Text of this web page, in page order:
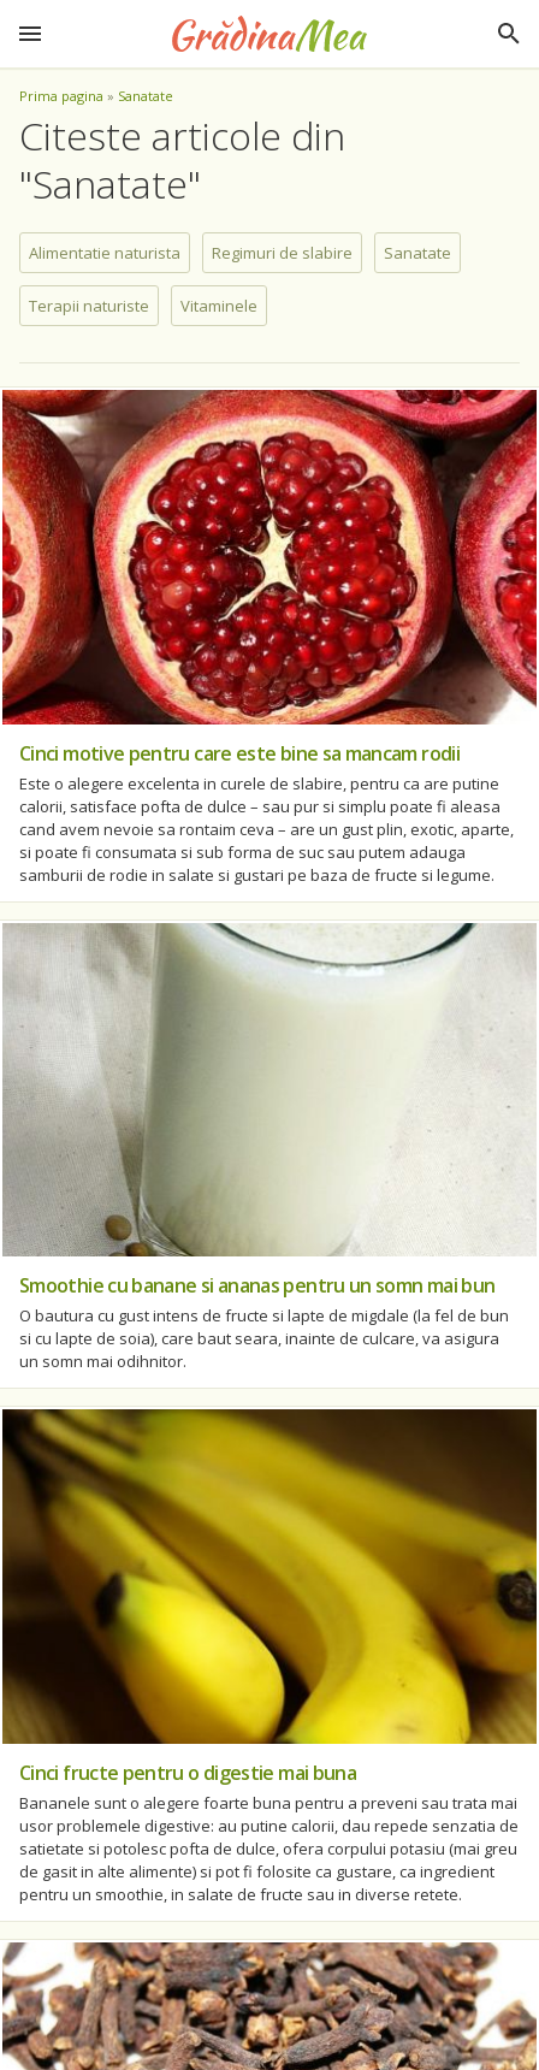
Prima pagina » Sanatate
Citeste articole din
"Sanatate"
Alimentatie naturista Regimuri de slabire Sanatate
Terapii naturiste Vitaminele
Cinci motive pentru care este bine sa mancam rodii
Este o alegere excelenta in curele de slabire, pentru ca are putine
calorii, satisface pofta de dulce – sau pur si simplu poate fi aleasa
cand avem nevoie sa rontaim ceva – are un gust plin, exotic, aparte,
si poate fi consumata si sub forma de suc sau putem adauga
samburii de rodie in salate si gustari pe baza de fructe si legume.
Smoothie cu banane si ananas pentru un somn mai bun
O bautura cu gust intens de fructe si lapte de migdale (la fel de bun
si cu lapte de soia), care baut seara, inainte de culcare, va asigura
un somn mai odihnitor.
Cinci fructe pentru o digestie mai buna
Bananele sunt o alegere foarte buna pentru a preveni sau trata mai
usor problemele digestive: au putine calorii, dau repede senzatia de
satietate si potolesc pofta de dulce, ofera corpului potasiu (mai greu
de gasit in alte alimente) si pot fi folosite ca gustare, ca ingredient
pentru un smoothie, in salate de fructe sau in diverse retete.